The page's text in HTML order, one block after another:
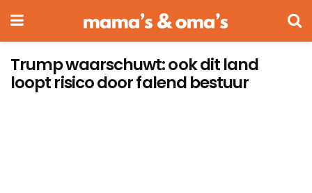
Trump waarschuwt: ook dit land
loopt risico door falend bestuur